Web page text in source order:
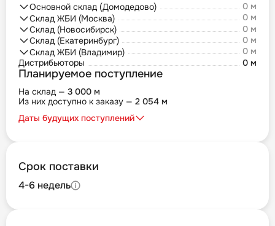
Основной склад (Домодедово)
0 м
Склад ЖБИ (Москва)
0 м
Склад (Новосибирск)
0 м
Склад (Екатеринбург)
0 м
Склад ЖБИ (Владимир)
0 м
Дистрибьюторы
0 м
Планируемое поступление
На склад — 3 000 м
Из них доступно к заказу — 2 054 м
Даты будущих поступлений
Срок поставки
4-6 недель